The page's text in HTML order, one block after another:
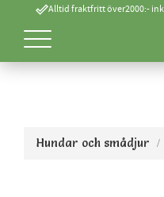
done_outlineAlltid fraktfritt över2000:-
Hundar och smådjur